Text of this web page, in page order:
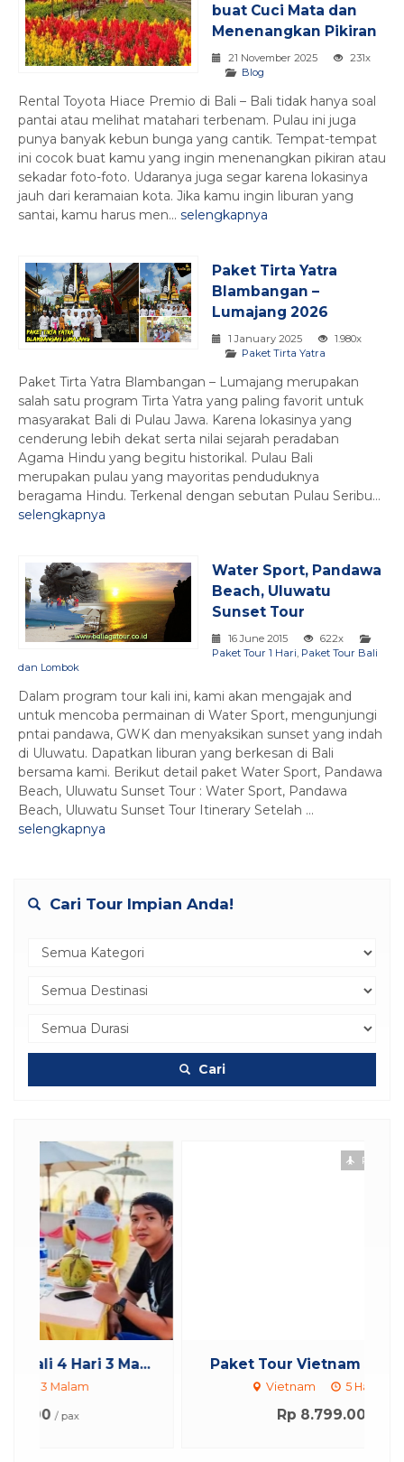
buat Cuci Mata dan
Menenangkan Pikiran
21 November 2025
231x
Blog
Rental Toyota Hiace Premio di Bali – Bali tidak hanya soal
pantai atau melihat matahari terbenam. Pulau ini juga
punya banyak kebun bunga yang cantik. Tempat-tempat
ini cocok buat kamu yang ingin menenangkan pikiran atau
sekadar foto-foto. Udaranya juga segar karena lokasinya
jauh dari keramaian kota. Jika kamu ingin liburan yang
santai, kamu harus men... selengkapnya
Paket Tirta Yatra
Blambangan –
Lumajang 2026
1 January 2025
1.980x
Paket Tirta Yatra
Paket Tirta Yatra Blambangan – Lumajang merupakan
salah satu program Tirta Yatra yang paling favorit untuk
masyarakat Bali di Pulau Jawa. Karena lokasinya yang
cenderung lebih dekat serta nilai sejarah peradaban
Agama Hindu yang begitu historikal. Pulau Bali
merupakan pulau yang mayoritas penduduknya
beragama Hindu. Terkenal dengan sebutan Pulau Seribu...
selengkapnya
Water Sport, Pandawa
Beach, Uluwatu
Sunset Tour
16 June 2015
622x
Paket Tour 1 Hari, Paket Tour Bali
dan Lombok
Dalam program tour kali ini, kami akan mengajak and
untuk mencoba permainan di Water Sport, mengunjungi
pntai pandawa, GWK dan menyaksikan sunset yang indah
di Uluwatu. Dapatkan liburan yang berkesan di Bali
bersama kami. Berikut detail paket Water Sport, Pandawa
Beach, Uluwatu Sunset Tour : Water Sport, Pandawa
Beach, Uluwatu Sunset Tour Itinerary Setelah ...
selengkapnya
Cari Tour Impian Anda!
Cari
Paket Tour Vietnam 5 Hari 4 Mala...
5 Hari 4 Malam